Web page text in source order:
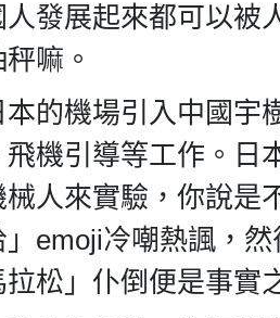
發展起來都可以被
嘛。
本的機場引入中國宇
機引導等工作。日
人來實驗，你說是
emoji冷嘲熱諷，
松」仆倒便是事實